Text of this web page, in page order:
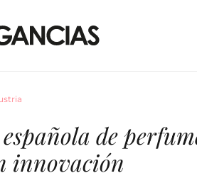
de
innovación